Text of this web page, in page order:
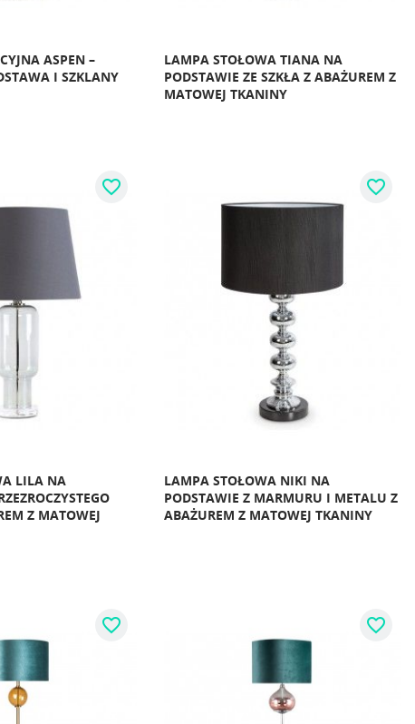
ASPEN –
I SZKLANY
LAMPA STOŁOWA TIANA NA
PODSTAWIE ZE SZKŁA Z ABAŻUREM Z
MATOWEJ TKANINY
LILA NA
Z MATOWEJ
favorite_border
LAMPA STOŁOWA NIKI NA
PODSTAWIE Z MARMURU I METALU Z
ABAŻUREM Z MATOWEJ TKANINY
favorite_border
favorite_border favorite_border